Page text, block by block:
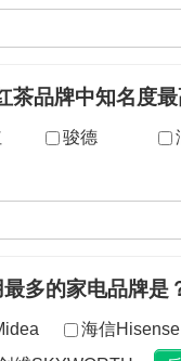
茶品牌中知名度最
骏德
多的家电品牌是
海信Hisense